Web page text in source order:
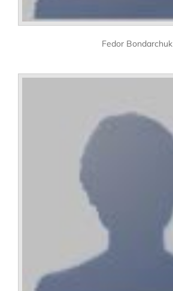
Fedor Bondarchuk